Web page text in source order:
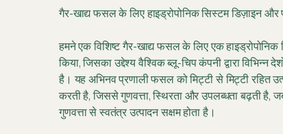
गैर-खाद्य फसल के लिए हाइड्रोपोनिक सिस्टम डिज़ाइन और
हमने एक विशिष्ट गैर-खाद्य फसल के लिए एक हाइड्रोपोनिक
किया, जिसका उद्देश्य वैश्विक ब्लू-चिप कंपनी द्वारा विभिन्न
है। यह अभिनव प्रणाली फसल को मिट्टी से मिट्टी रहित
करती है, जिससे गुणवत्ता, स्थिरता और उपलब्धता बढ़ती है,
गुणवत्ता से स्वतंत्र उत्पादन सक्षम होता है।